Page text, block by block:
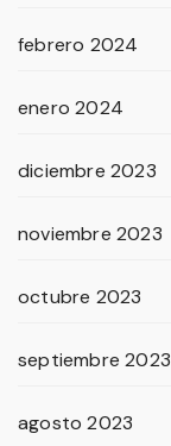
febrero 2024
enero 2024
diciembre 2023
noviembre 2023
octubre 2023
septiembre 2023
agosto 2023